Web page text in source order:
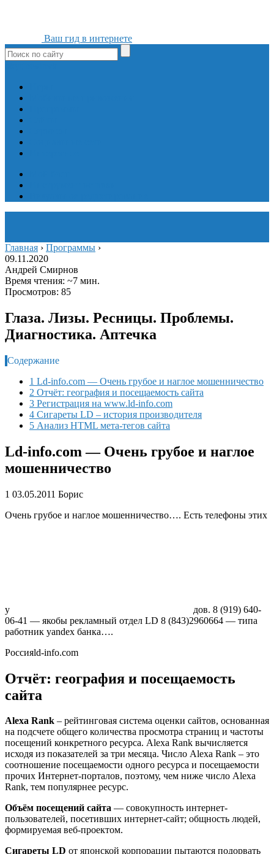
Ваш гид в интернете
Главная › Программы ›
09.11.2020
Андрей Смирнов
Время чтения: ~7 мин.
Просмотров: 85
Глаза. Лизы. Ресницы. Проблемы.
Диагностика. Аптечка
Содержание
1 Ld-info.com — Очень грубое и наглое мошенничество
2 Отчёт: география и посещаемость сайта
3 Регистрация на www.ld-info.com
4 Сигареты LD – история производителя
5 Анализ HTML мета-тегов сайта
Ld-info.com — Очень грубое и наглое
мошенничество
1 03.05.2011 Борис
Очень грубое и наглое мошенничество…. Есть телефоны этих
у дов. 8 (919) 640-
06-41 — якобы рекламный отдел LD 8 (843)2960664 — типа
работник yandex банка….
Россияld-info.com
Отчёт: география и посещаемость
сайта
Alexa Rank – рейтинговая система оценки сайтов, основанная
на подсчете общего количества просмотра страниц и частоты
посещений конкретного ресурса. Alexa Rank вычисляется
исходя из показателей за три месяца. Число Alexa Rank – это
соотношение посещаемости одного ресурса и посещаемости
прочих Интернет-порталов, поэтому, чем ниже число Alexa
Rank, тем популярнее ресурс.
Объём посещений сайта — совокупность интернет-
пользователей, посетивших интернет-сайт; общность людей,
формируемая веб-проектом.
Сигареты LD от японской корпорации пытаются подорвать